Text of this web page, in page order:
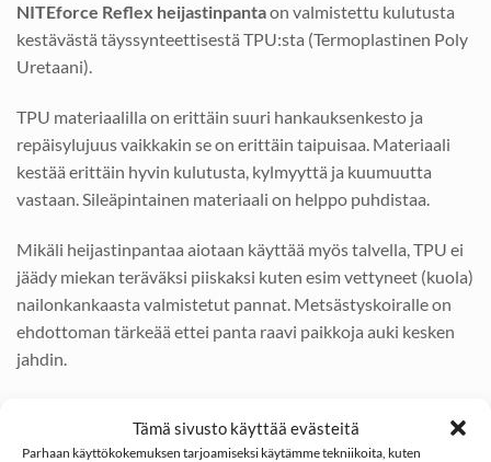
Tämä sivusto käyttää evästeitä
Parhaan käyttökokemuksen tarjoamiseksi käytämme tekniikoita, kuten
NITEforce Reflex heijastinpantaon valmistettu kulutusta
kestävästä täyssynteettisestä TPU:sta (Termoplastinen Poly
Uretaani).
TPU materiaalilla on erittäin suuri hankauksenkesto ja
repäisylujuus vaikkakin se on erittäin taipuisaa. Materiaali
kestää erittäin hyvin kulutusta, kylmyyttä ja kuumuutta
vastaan. Sileäpintainen materiaali on helppo puhdistaa.
Mikäli heijastinpantaa aiotaan käyttää myös talvella, TPU ei
jäädy miekan teräväksi piiskaksi kuten esim vettyneet (kuola)
nailonkankaasta valmistetut pannat. Metsästyskoiralle on
ehdottoman tärkeää ettei panta raavi paikkoja auki kesken
jahdin.
heijastinnauha näkyy erittäin hyvin valon siihen osuessa.